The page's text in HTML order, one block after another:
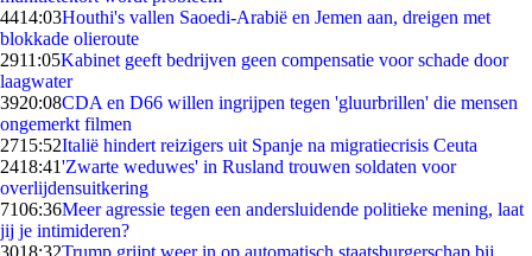
4414:03Houthi's vallen Saoedi-Arabië en Jemen aan, dreigen met
blokkade olieroute
2911:05Kabinet geeft bedrijven geen compensatie voor schade door
laagwater
3920:08CDA en D66 willen ingrijpen tegen 'gluurbrillen' die mensen
ongemerkt filmen
2715:52Italië hindert reizigers uit Spanje na migratiecrisis Ceuta
2418:41'Zwarte weduwes' in Rusland trouwen soldaten voor
overlijdensuitkering
7106:36Meer agressie tegen een andersluidende politieke mening, laat
jij je intimideren?
3018:32Trump grijpt weer in op automatisch staatsburgerschap bij